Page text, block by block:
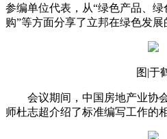
参编单位代表，从“绿色产品、
购”等方面分享了立邦在绿色发展
图|于
会议期间，中国房地产业协会
师杜志超介绍了标准编写工作的